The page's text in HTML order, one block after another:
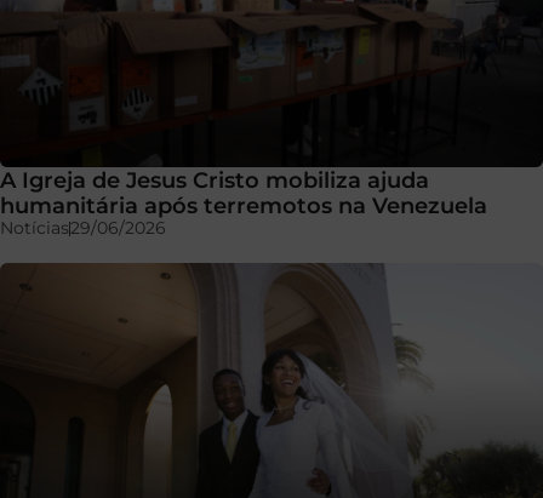
A Igreja de Jesus Cristo mobiliza ajuda
humanitária após terremotos na Venezuela
Notícias29/06/2026